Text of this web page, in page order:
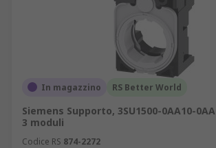
In magazzino RS Better World
Siemens Supporto, 3SU1500-0AA10-
3 moduli
Codice RS 874-2272